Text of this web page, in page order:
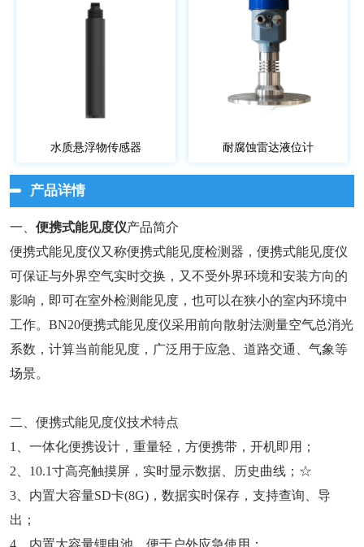
水质悬浮物传感器 耐腐蚀雷达液位计
产品详情
一、 便携式能见度仪产品简介
便携式能见度仪又称便携式能见度检测器，便携式能见度仪
可保证与外界空气实时交换，又不受外界环境和安装方向的
影响，即可在室外检测能见度，也可以在狭小的室内环境中
工作。BN20便携式能见度仪采用前向散射法测量空气总消光
系数，计算当前能见度，广泛用于应急、道路交通、气象等
场景。
二、便携式能见度仪技术特点
1、一体化便携设计，重量轻，方便携带，开机即用；
2、10.1寸高亮触摸屏，实时显示数据、历史曲线；☆
3、内置大容量SD卡(8G)，数据实时保存，支持查询、导
出；